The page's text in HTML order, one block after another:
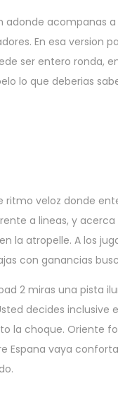
adonde acompanas
En esa version
ser entero ronda,
lo que deberias
veloz donde
a lineas, y
la atropelle. A los
con ganancias
2 miras una pista
decides inclusive
la choque. Oriente
Espana vaya